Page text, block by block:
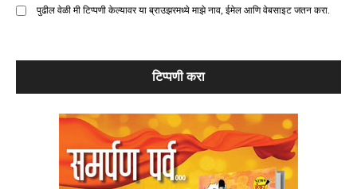
पुढील वेळी मी टिप्पणी केल्यावर या ब्राउझरमध्ये माझे नाव, ईमेल आणि वेबसाइट जतन करा.